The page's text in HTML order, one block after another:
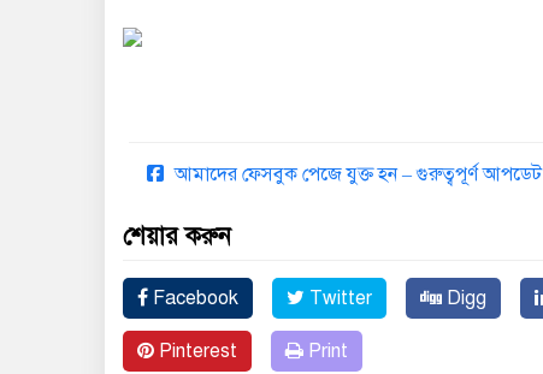
আমাদের ফেসবুক পেজে যুক্ত হন – গুরুত্বপূর্ণ
শেয়ার করুন
Facebook Twitter Digg
Pinterest Print